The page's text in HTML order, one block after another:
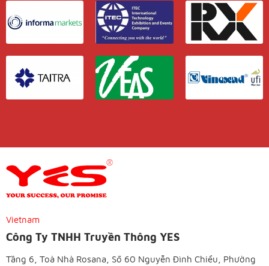
Vietnam
Công Ty TNHH Truyền Thông YES
Tầng 6, Toà Nhà Rosana, Số 60 Nguyễn Đình Chiểu, Phường